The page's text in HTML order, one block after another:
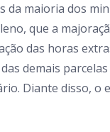
da maioria dos
que a
das horas
demais
Diante disso, o